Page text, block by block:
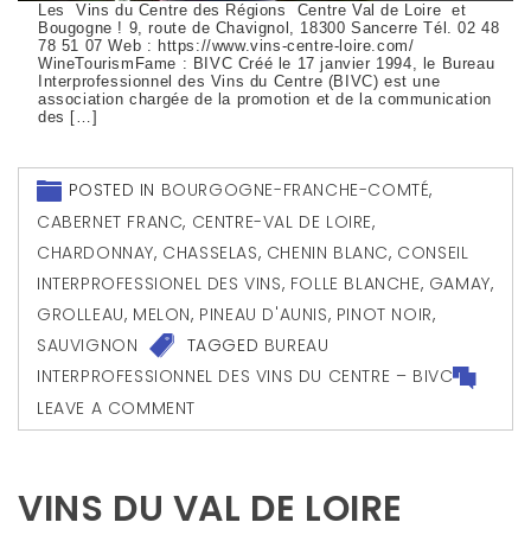
Les Vins du Centre des Régions Centre Val de Loire et
Bougogne ! 9, route de Chavignol, 18300 Sancerre Tél. 02 48
78 51 07 Web : https://www.vins-centre-loire.com/
WineTourismFame : BIVC Créé le 17 janvier 1994, le Bureau
Interprofessionnel des Vins du Centre (BIVC) est une
association chargée de la promotion et de la communication
des […]
POSTED IN BOURGOGNE-FRANCHE-COMTÉ,
CABERNET FRANC, CENTRE-VAL DE LOIRE,
CHARDONNAY, CHASSELAS, CHENIN BLANC, CONSEIL
INTERPROFESSIONEL DES VINS, FOLLE BLANCHE, GAMAY,
GROLLEAU, MELON, PINEAU D'AUNIS, PINOT NOIR,
SAUVIGNON
TAGGED BUREAU
INTERPROFESSIONNEL DES VINS DU CENTRE – BIVC
LEAVE A COMMENT
VINS DU VAL DE LOIRE